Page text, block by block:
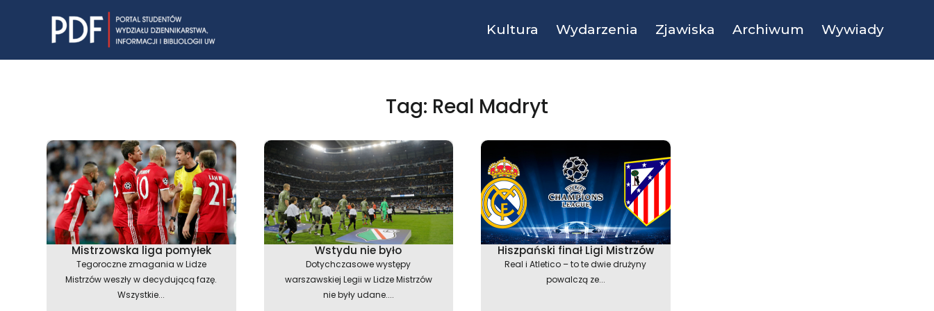
Kultura Wydarzenia Zjawiska Archiwum Wywiady
Tag: Real Madryt
Mistrzowska liga pomyłek
Tegoroczne zmagania w Lidze
Mistrzów weszły w decydującą fazę.
Wszystkie...
Wstydu nie było
Dotychczasowe występy
warszawskiej Legii w Lidze Mistrzów
nie były udane....
Hiszpański finał Ligi Mistrzów
Real i Atletico – to te dwie drużyny
powalczą ze...